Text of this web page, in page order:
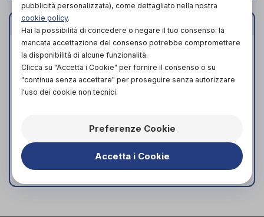
Caratteristiche
Altezza tacco: 40,00mm
Colore: silver/bronze
Interno removibile: no
Materiale fodera: microfibre
Materiale tomaia: tessuto satin + perline
pubblicità personalizzata), come dettagliato nella nostra
cookie policy.
Hai la possibilità di concedere o negare il tuo consenso: la
mancata accettazione del consenso potrebbe compromettere
la disponibilità di alcune funzionalità.
Clicca su "Accetta i Cookie" per fornire il consenso o su
"continua senza accettare" per proseguire senza autorizzare
l'uso dei cookie non tecnici.
Preferenze Cookie
Accetta i Cookie